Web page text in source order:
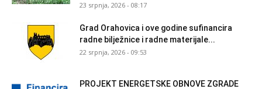
23 srpnja, 2026 - 08:17
Grad Orahovica i ove godine sufinancira
radne bilježnice i radne materijale...
22 srpnja, 2026 - 09:53
PROJEKT ENERGETSKE OBNOVE ZGRADE